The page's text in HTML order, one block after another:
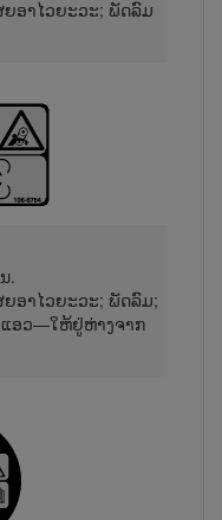
ອາໄວຍະວະ; ພັດລົມ
.
ອາໄວຍະວະ; ພັດລົມ;
ແອວ—ໃຫ້ຢູ່ຫ່າງຈາກ